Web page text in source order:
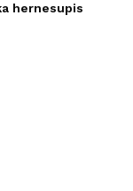
hernesupis